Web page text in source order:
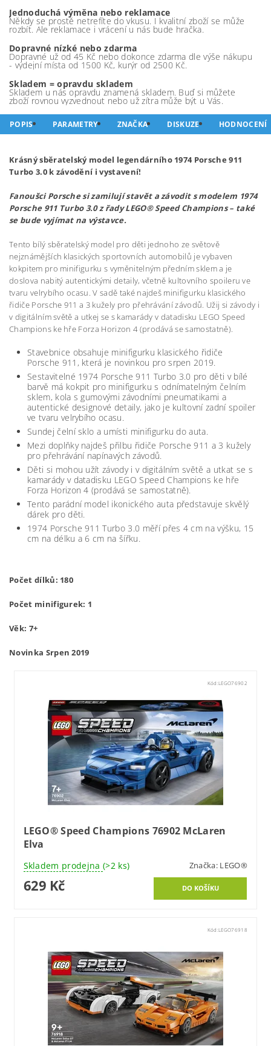
Jednoduchá výměna nebo reklamace
Někdy se prostě netrefíte do vkusu. I kvalitní zboží se může
rozbít. Ale reklamace i vrácení u nás bude hračka.
Dopravné nízké nebo zdarma
Dopravné už od 45 Kč nebo dokonce zdarma dle výše nákupu
- výdejní místa od 1500 Kč, kurýr od 2500 Kč.
Skladem = opravdu skladem
Skladem u nás opravdu znamená skladem. Buď si můžete
zboží rovnou vyzvednout nebo už zítra může být u Vás.
POPIS PARAMETRY ZNAČKA DISKUZE HODNOCENÍ
Krásný sběratelský model legendárního 1974 Porsche 911
Turbo 3.0 k závodění i vystavení!
Fanoušci Porsche si zamilují stavět a závodit s modelem 1974
Porsche 911 Turbo 3.0 z řady LEGO® Speed Champions – také
se bude vyjímat na výstavce.
Tento bílý sběratelský model pro děti jednoho ze světově
nejznámějších klasických sportovních automobilů je vybaven
kokpitem pro minifigurku s vyměnitelným předním sklem a je
doslova nabitý autentickými detaily, včetně kultovního spoileru ve
tvaru velrybího ocasu. V sadě také najdeš minifigurku klasického
řidiče Porsche 911 a 3 kužely pro přehrávání závodů. Užij si závody i
v digitálním světě a utkej se s kamarády v datadisku LEGO Speed
Champions ke hře Forza Horizon 4 (prodává se samostatně).
Stavebnice obsahuje minifigurku klasického řidiče
Porsche 911, která je novinkou pro srpen 2019.
Sestavitelné 1974 Porsche 911 Turbo 3.0 pro děti v bílé
barvě má kokpit pro minifigurku s odnímatelným čelním
sklem, kola s gumovými závodními pneumatikami a
autentické designové detaily, jako je kultovní zadní spoiler
ve tvaru velrybího ocasu.
Sundej čelní sklo a umísti minifigurku do auta.
Mezi doplňky najdeš přilbu řidiče Porsche 911 a 3 kužely
pro přehrávání napínavých závodů.
Děti si mohou užít závody i v digitálním světě a utkat se s
kamarády v datadisku LEGO Speed Champions ke hře
Forza Horizon 4 (prodává se samostatně).
Tento parádní model ikonického auta představuje skvělý
dárek pro děti.
1974 Porsche 911 Turbo 3.0 měří přes 4 cm na výšku, 15
cm na délku a 6 cm na šířku.
Počet dílků: 180
Počet minifigurek: 1
Věk: 7+
Novinka Srpen 2019
Kód:LEGO76902
LEGO® Speed Champions 76902 McLaren
Elva
Skladem prodejna (>2 ks) Značka: LEGO®
629 Kč
Kód:LEGO76918